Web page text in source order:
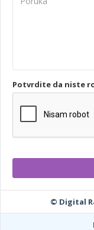
Potvrdite da niste
© Digital